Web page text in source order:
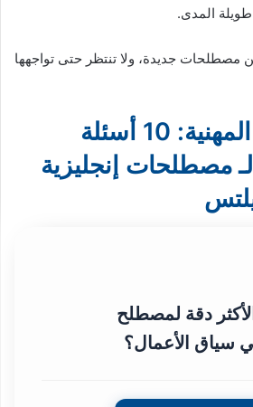
المدى.
مصطلحات جديدة، ولا تنتظر حتى تواجهها
تحدي الكفاءة المهنية: 10 أسئلة
لـ مصطلحات إنجليزية
دقة لمصطلح